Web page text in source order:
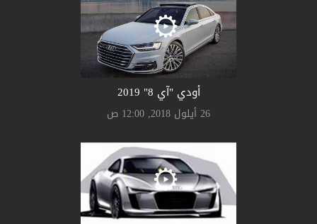
أودي "آي 8" 2019
26 أيلول 2018, 12:00 ص